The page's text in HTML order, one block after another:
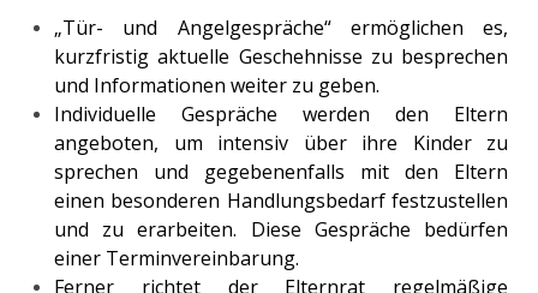
„Tür- und Angelgespräche“ ermöglichen es,
kurzfristig aktuelle Geschehnisse zu besprechen
und Informationen weiter zu geben.
Individuelle Gespräche werden den Eltern
angeboten, um intensiv über ihre Kinder zu
sprechen und gegebenenfalls mit den Eltern
einen besonderen Handlungsbedarf festzustellen
und zu erarbeiten. Diese Gespräche bedürfen
einer Terminvereinbarung.
Ferner richtet der Elternrat regelmäßige